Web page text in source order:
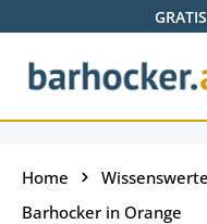
Zum Hauptinhalt springen
Home
Barhocker in Orange